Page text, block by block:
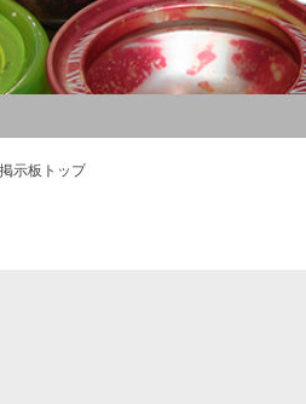
掲示板トップ